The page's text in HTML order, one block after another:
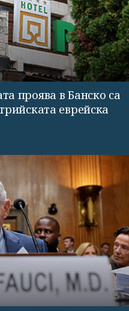
проява в Банско са
еврейска